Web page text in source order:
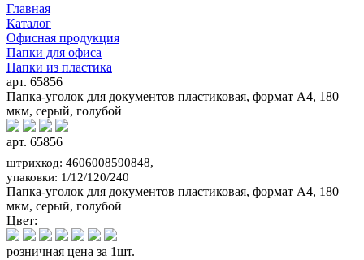
Главная
Каталог
Офисная продукция
Папки для офиса
Папки из пластика
арт. 65856
Папка-уголок для документов пластиковая, формат А4, 180
мкм, серый, голубой
арт. 65856
штрихкод: 4606008590848,
упаковки: 1/12/120/240
Папка-уголок для документов пластиковая, формат А4, 180
мкм, серый, голубой
Цвет:
розничная цена за 1шт.